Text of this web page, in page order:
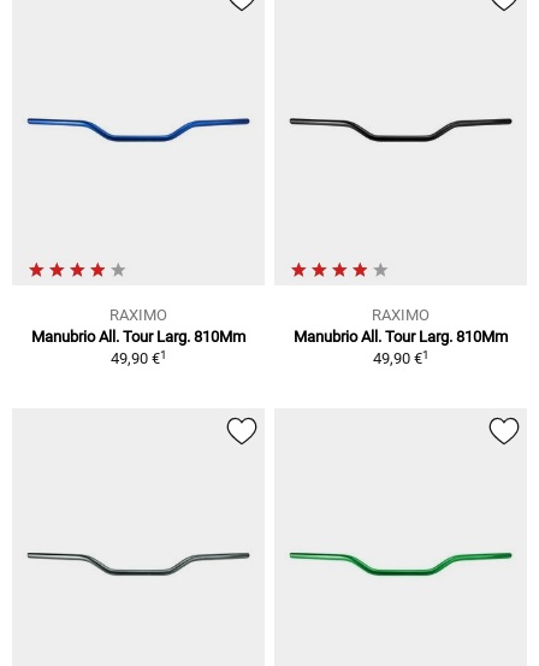
RAXIMO
Manubrio All. Tour Larg. 810Mm
49,90 €1
RAXIMO
Manubrio All. Tour Larg. 810Mm
49,90 €1